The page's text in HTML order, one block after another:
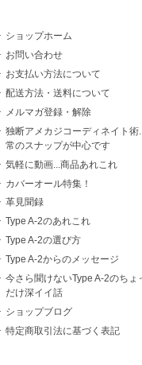
ショップホーム
お問い合わせ
お支払い方法について
配送方法・送料について
メルマガ登録・解除
独断アメカジコーディネイト術
常のスナップが中心です
気軽に動画...商品あれこれ
カバーオール特集！
革見聞録
Type A-2のあれこれ
Type A-2の選び方
Type A-2からのメッセージ
今さら聞けないType A-2のちょ
だけ深イイ話
ショップブログ
特定商取引法に基づく表記